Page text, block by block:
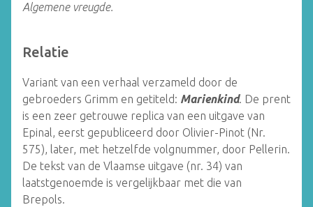
Algemene vreugde.
Relatie
Variant van een verhaal verzameld door de
gebroeders Grimm en getiteld: Marienkind. De prent
is een zeer getrouwe replica van een uitgave van
Epinal, eerst gepubliceerd door Olivier-Pinot (Nr.
575), later, met hetzelfde volgnummer, door Pellerin.
De tekst van de Vlaamse uitgave (nr. 34) van
laatstgenoemde is vergelijkbaar met die van
Brepols.